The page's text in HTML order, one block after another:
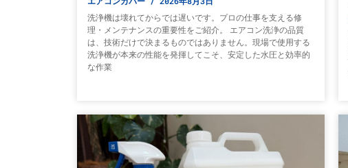
洗浄機は壊れてからでは遅いです。プロの仕事を支える修
理・メンテナンスの重要性をご紹介。 エアコン洗浄の品質
は、技術だけで決まるものではありません。現場で使用する
洗浄機が本来の性能を発揮してこそ、安定した水圧と効率的
な作業